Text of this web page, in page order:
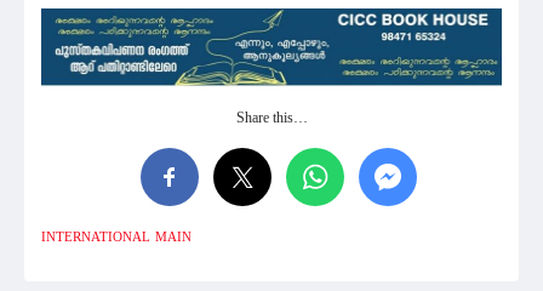
Share this…
INTERNATIONAL MAIN